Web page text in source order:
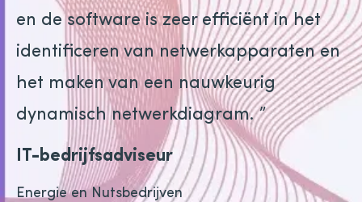
en de software is zeer efficiënt in het
identificeren van netwerkapparaten en
het maken van een nauwkeurig
dynamisch netwerkdiagram. ”
IT-bedrijfsadviseur
Energie en Nutsbedrijven